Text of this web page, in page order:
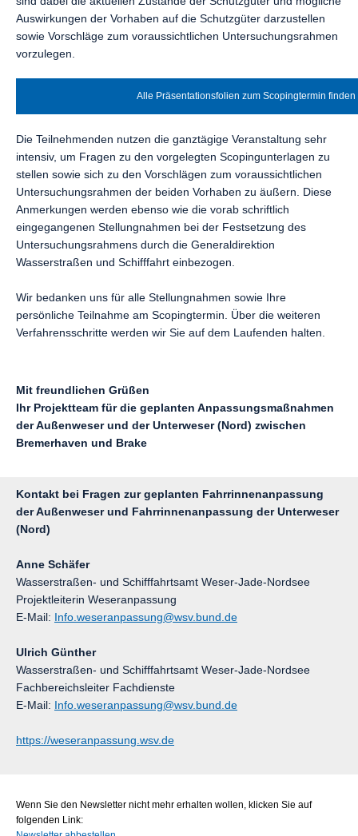
Auswirkungen der Vorhaben auf die Schutzgüter darzustellen
sowie Vorschläge zum voraussichtlichen Untersuchungsrahmen
vorzulegen.
Alle Präsentationsfolien zum Scopingtermin finden
Die Teilnehmenden nutzen die ganztägige Veranstaltung sehr
intensiv, um Fragen zu den vorgelegten Scopingunterlagen zu
stellen sowie sich zu den Vorschlägen zum voraussichtlichen
Untersuchungsrahmen der beiden Vorhaben zu äußern. Diese
Anmerkungen werden ebenso wie die vorab schriftlich
eingegangenen Stellungnahmen bei der Festsetzung des
Untersuchungsrahmens durch die Generaldirektion
Wasserstraßen und Schifffahrt einbezogen.
Wir bedanken uns für alle Stellungnahmen sowie Ihre
persönliche Teilnahme am Scopingtermin. Über die weiteren
Verfahrensschritte werden wir Sie auf dem Laufenden halten.
Mit freundlichen Grüßen
Ihr Projektteam für die geplanten Anpassungsmaßnahmen
der Außenweser und der Unterweser (Nord) zwischen
Bremerhaven und Brake
Kontakt bei Fragen zur geplanten Fahrrinnenanpassung
der Außenweser und Fahrrinnenanpassung der Unterweser
(Nord)
Anne Schäfer
Wasserstraßen- und Schifffahrtsamt Weser-Jade-Nordsee
Projektleiterin Weseranpassung
E-Mail: Info.weseranpassung@wsv.bund.de
Ulrich Günther
Wasserstraßen- und Schifffahrtsamt Weser-Jade-Nordsee
Fachbereichsleiter Fachdienste
E-Mail: Info.weseranpassung@wsv.bund.de
https://weseranpassung.wsv.de
Wenn Sie den Newsletter nicht mehr erhalten wollen, klicken Sie auf
folgenden Link: